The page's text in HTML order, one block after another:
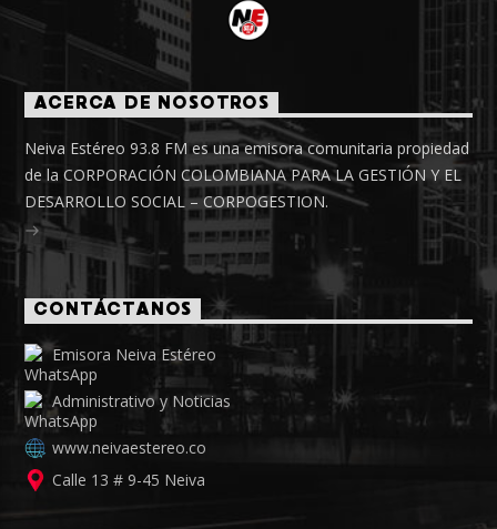
ACERCA DE NOSOTROS
Neiva Estéreo 93.8 FM es una emisora comunitaria propiedad
de la CORPORACIÓN COLOMBIANA PARA LA GESTIÓN Y EL
DESARROLLO SOCIAL – CORPOGESTION.
CONTÁCTANOS
Emisora Neiva Estéreo
Administrativo y Noticias
www.neivaestereo.co
Calle 13 # 9-45 Neiva